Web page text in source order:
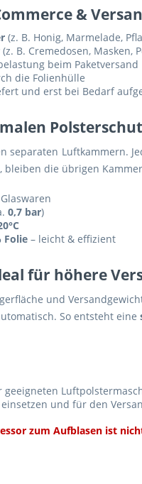
&
(z. B. Honig, Marmelade,
(z. B. Cremedosen, Masken,
beim Paketversand
die Folienhülle
und erst bei Bedarf
separaten Luftkammern.
die übrigen
0,7 bar)
Folie – leicht & effizient
für höhere
und
So entsteht eine
geeigneten
einsetzen und für den
zum Aufblasen ist